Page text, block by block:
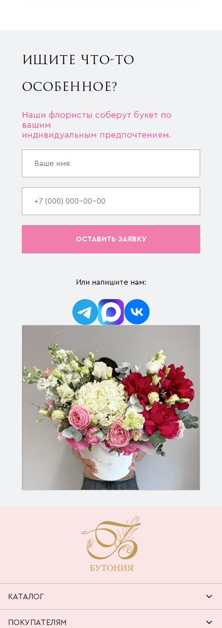
ИЩИТЕ ЧТО-ТО
ОСОБЕННОЕ?
Наши флористы соберут букет по
вашим
индивидуальным предпочтениям.
ОСТАВИТЬ ЗАЯВКУ
Или напишите нам:
КАТАЛОГ
ПОКУПАТЕЛЯМ